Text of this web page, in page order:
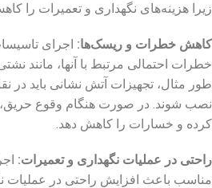
زیرا هزینه‌های نگهداری و تعمیرات را
کاهش خطرات و ریسک‌ها: اجرای
خطرات احتمالی مرتبط با آنها، مانند
طور مثال، تجهیزات آتش ‌نشانی باید در
نصب شوند. در صورت هنگام وقوع
کرده و خسارات را کاهش دهد.
راحتی در عملیات نگهداری و تعمیرات:
مناسب باعث افزایش راحتی در عملیات